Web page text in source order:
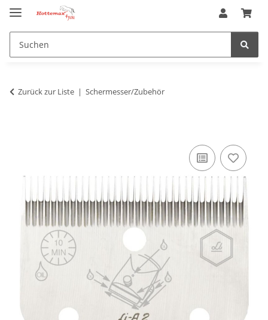
Zurück zur Liste Schermesser/Zubehör